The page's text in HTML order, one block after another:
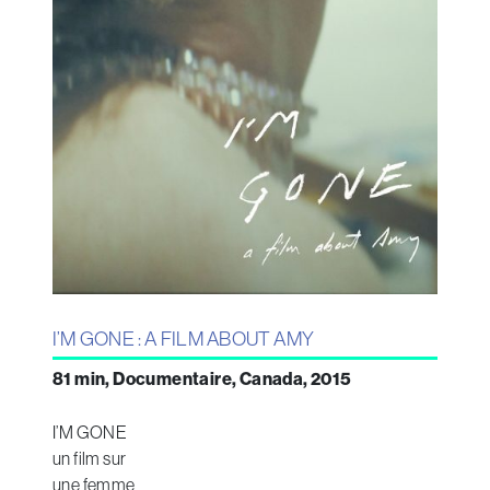
I’M GONE : A FILM ABOUT AMY
81 min, Documentaire, Canada, 2015
I’M GONE
un film sur
une femme